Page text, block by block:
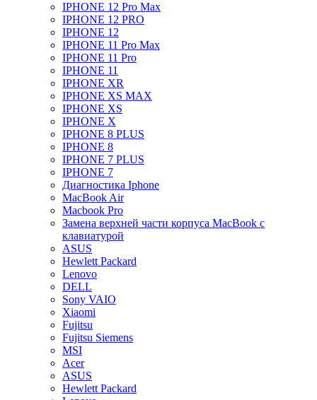
IPHONE 12 Pro Max
IPHONE 12 PRO
IPHONE 12
IPHONE 11 Pro Max
IPHONE 11 Pro
IPHONE 11
IPHONE XR
IPHONE XS MAX
IPHONE XS
IPHONE X
IPHONE 8 PLUS
IPHONE 8
IPHONE 7 PLUS
IPHONE 7
Диагностика Iphone
MacBook Air
Macbook Pro
Замена верхней части корпуса MacBook с
клавиатурой
ASUS
Hewlett Packard
Lenovo
DELL
Sony VAIO
Xiaomi
Fujitsu
Fujitsu Siemens
MSI
Acer
ASUS
Hewlett Packard